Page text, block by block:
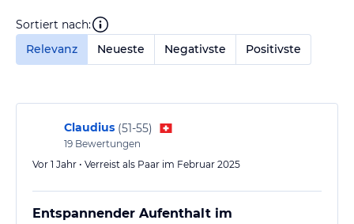
Sortiert nach:
Relevanz
Neueste Negativste Positivste
Claudius (51-55)
19 Bewertungen
Vor 1 Jahr • Verreist als Paar im Februar 2025
Entspannender Aufenthalt im